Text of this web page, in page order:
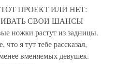
ПРОЕКТ ИЛИ НЕТ:
СВОИ ШАНСЫ
ножки растут из задницы.
я тут тебе рассказал,
вменяемых девушек.